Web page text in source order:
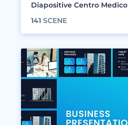
Diapositive Centro Medico
141 SCENE